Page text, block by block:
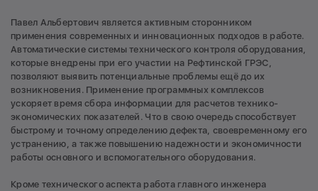
Павел Альбертович является активным сторонником
применения современных и инновационных подходов в работе.
Автоматические системы технического контроля оборудования,
которые внедрены при его участии на Рефтинской ГРЭС,
позволяют выявить потенциальные проблемы ещё до их
возникновения. Применение программных комплексов
ускоряет время сбора информации для расчетов технико-
экономических показателей. Что в свою очередь способствует
быстрому и точному определению дефекта, своевременному его
устранению, а также повышению надежности и экономичности
работы основного и вспомогательного оборудования.
Кроме технического аспекта работа главного инженера